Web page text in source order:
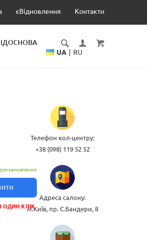
єВідновлення Контакти
UA RU
замовлення
ОДИН КЛІК
Телефон кол-центру:
+38 (098) 119 52 52
Адреса салону:
м.Київ, пр. С.Бандери, 8